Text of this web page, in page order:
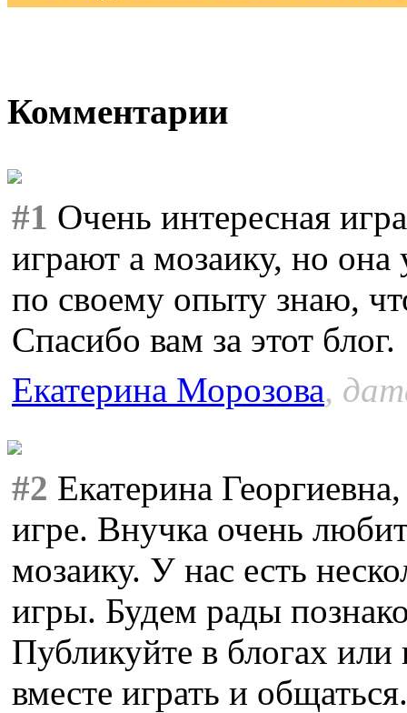
Комментарии
#1 Очень интересная
играют а мозаику, но
по своему опыту знаю,
Спасибо вам за этот блог.
Екатерина Морозова,
#2 Екатерина
игре. Внучка очень
мозаику. У нас есть
игры. Будем рады
Публикуйте в блогах или
вместе играть и общаться.